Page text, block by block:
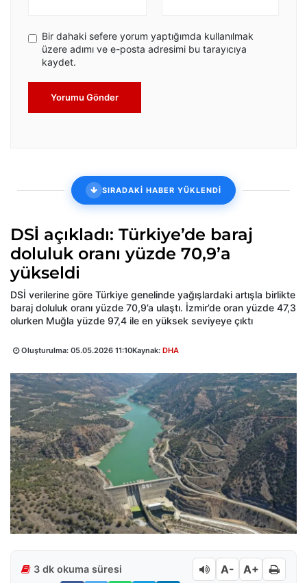
Bir dahaki sefere yorum yaptığımda kullanılmak
üzere adımı ve e-posta adresimi bu tarayıcıya
kaydet.
Yorumu Gönder
SIRADAKİ HABER YÜKLENDİ
DSİ açıkladı: Türkiye’de baraj
doluluk oranı yüzde 70,9’a
yükseldi
DSİ verilerine göre Türkiye genelinde yağışlardaki artışla birlikte
baraj doluluk oranı yüzde 70,9’a ulaştı. İzmir’de oran yüzde 47,3
olurken Muğla yüzde 97,4 ile en yüksek seviyeye çıktı
Oluşturulma: 05.05.2026 11:10Kaynak: DHA
3 dk okuma süresi A- A+